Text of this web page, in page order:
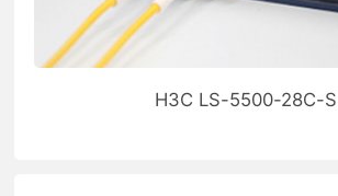
H3C LS-5500-28C-S